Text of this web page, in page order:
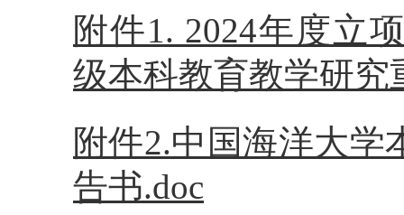
附件1. 2024年度立
级本科教育教学研究
附件2.中国海洋大学
告书.doc